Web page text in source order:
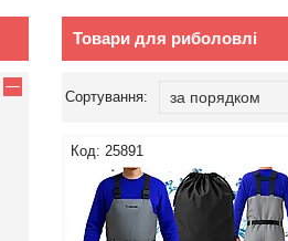
Товари для риболовлі
25891